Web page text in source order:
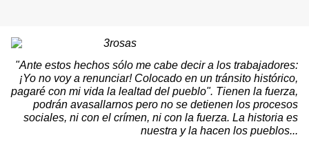
"Ante estos hechos sólo me cabe decir a los trabajadores:
¡Yo no voy a renunciar! Colocado en un tránsito histórico,
pagaré con mi vida la lealtad del pueblo". Tienen la fuerza,
podrán avasallarnos pero no se detienen los procesos
sociales, ni con el crímen, ni con la fuerza. La historia es
nuestra y la hacen los pueblos...